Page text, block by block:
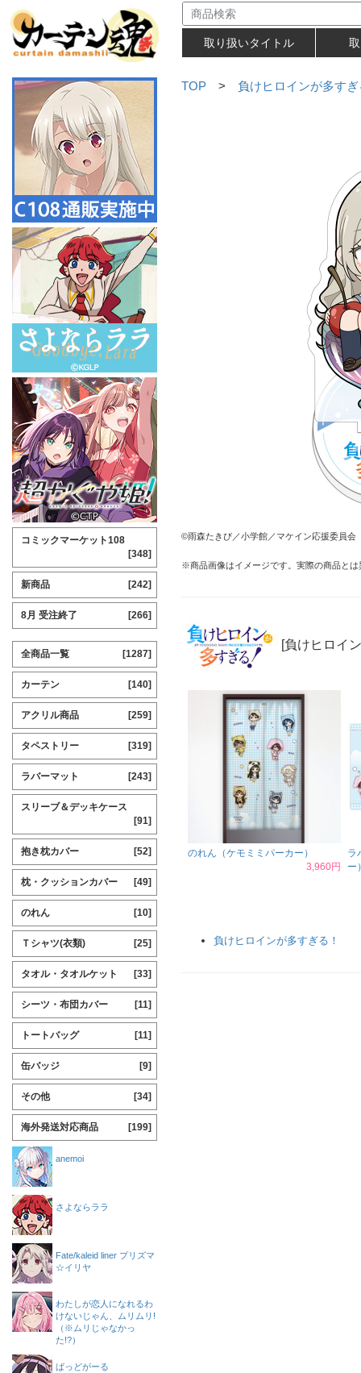
取り扱いタイトル
TOP > 負けヒロインが多す
©雨森たきび／小学館／マケイン応援委員会
※商品画像はイメージです。実際の商品と
[負けヒロイ
のれん（ケモミミパーカー）
3,960円
ラ
ー
負けヒロインが多すぎる！
コミックマーケット108
[348]
新商品 [242]
8月 受注終了 [266]
全商品一覧 [1287]
カーテン [140]
アクリル商品 [259]
タペストリー [319]
ラバーマット [243]
スリーブ＆デッキケース
[91]
抱き枕カバー [52]
枕・クッションカバー [49]
のれん [10]
Ｔシャツ(衣類) [25]
タオル・タオルケット [33]
シーツ・布団カバー [11]
トートバッグ [11]
缶バッジ [9]
その他 [34]
海外発送対応商品 [199]
anemoi
さよならララ
Fate/kaleid liner プリズマ
☆イリヤ
わたしが恋人になれるわ
けないじゃん、ムリムリ!
（※ムリじゃなかっ
た!?）
ばっどがーる